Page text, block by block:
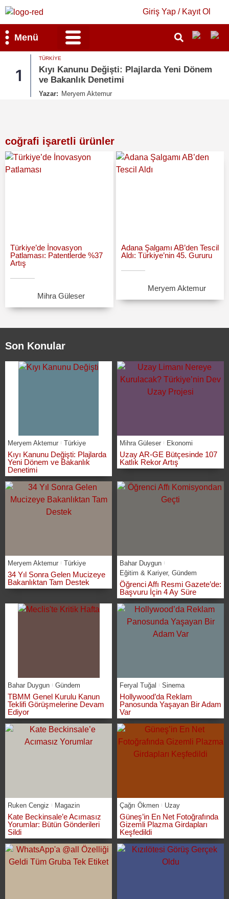
Giriş Yap / Kayıt Ol
Menü
1
TÜRKIYE
Kıyı Kanunu Değişti: Plajlarda Yeni Dönem
ve Bakanlık Denetimi
Yazar: Meryem Aktemur
coğrafi işaretli ürünler
Türkiye’de İnovasyon
Patlaması: Patentlerde %37
Artış
Mihra Güleser
Adana Şalgamı AB’den Tescil
Aldı: Türkiye’nin 45. Gururu
Meryem Aktemur
Son Konular
Meryem Aktemur Türkiye
Kıyı Kanunu Değişti: Plajlarda
Yeni Dönem ve Bakanlık
Denetimi
Mihra Güleser Ekonomi
Uzay AR-GE Bütçesinde 107
Katlık Rekor Artış
Meryem Aktemur Türkiye
34 Yıl Sonra Gelen Mucizeye
Bakanlıktan Tam Destek
Bahar Duygun
Eğitim & Kariyer, Gündem
Öğrenci Affı Resmi Gazete’de:
Başvuru İçin 4 Ay Süre
Bahar Duygun Gündem
TBMM Genel Kurulu Kanun
Teklifi Görüşmelerine Devam
Ediyor
Feryal Tuğal Sinema
Hollywood’da Reklam
Panosunda Yaşayan Bir Adam
Var
Ruken Cengiz Magazin
Kate Beckinsale’e Acımasız
Yorumlar: Bütün Gönderileri
Sildi
Çağrı Ökmen Uzay
Güneş’in En Net Fotoğrafında
Gizemli Plazma Girdapları
Keşfedildi